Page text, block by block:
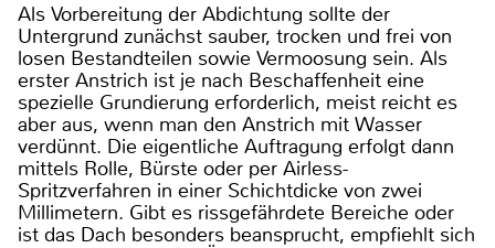
Als Vorbereitung der Abdichtung sollte der
Untergrund zunächst sauber, trocken und frei von
losen Bestandteilen sowie Vermoosung sein. Als
erster Anstrich ist je nach Beschaffenheit eine
spezielle Grundierung erforderlich, meist reicht es
aber aus, wenn man den Anstrich mit Wasser
verdünnt. Die eigentliche Auftragung erfolgt dann
mittels Rolle, Bürste oder per Airless-
Spritzverfahren in einer Schichtdicke von zwei
Millimetern. Gibt es rissgefährdete Bereiche oder
ist das Dach besonders beansprucht, empfiehlt sich